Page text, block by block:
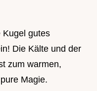
Kugel gutes
Die Kälte und der
zum warmen,
Magie.